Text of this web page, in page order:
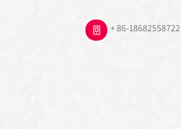
+ 86-18682558722